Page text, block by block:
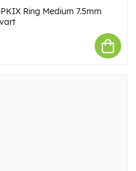
Ring Medium 7.5mm